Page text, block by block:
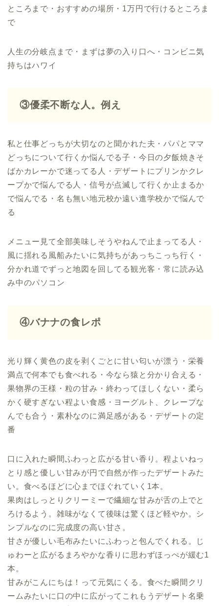
ところまで・おすすめの場所・1万円で行けるところま
で
人生の分岐点まで・まずは夢の入り口へ・コンビニ気
持ちはハワイ
③優柔不断な人。例え
私と仕事どっちが大切なのと聞かれた夫・パパとママ
どっちについて行くか悩んでる子・今日の夕飯焼きそ
ばかカレーかで迷ってる人・デザートにプリンかクレ
ープかで悩んでる人・信号が点滅して行くか止まるか
で悩んでる・名も無い地元校か遠い進学校かで悩んで
る
メニュー見て全部美味しそうやねんで止まってる人・
風に揺れる風船みたいに気持ちがあっちこっち行く・
分かれ道でずっと地図を回してる観光客・常に読み込
み中のパソコン
④バナナの食レポ
光り輝く黄色の皮を剥くごとに甘い匂いが漂う・栄養
満点で何本でも食べれる・今なら猿と分かり合える・
果物界の王様・粒の甘み・終わってほしくない・柔ら
かく硬すぎない程よい食感・ヨーグルト、クレープな
んでも合う・素朴なのに満足感がある・デザートの定
番
口に入れた瞬間ふわっと広がる甘い香り。程よいねっ
とり感と優しい甘みが円で自然が作ったデザートみた
い。食べるほどに心までほぐれていく1本。
果肉はしっとりクリーミーで繊細な甘みが舌の上でと
ろけるよう。雑味がなくて後味は驚くほど軽やか。シ
ンプルなのに完成度の高い甘さ。
甘さが優しい毛布みたいにふわっと包んでくれる。じ
ゅわーと広がるまろやかな香りに思わずほっぺが緩む1
本。
甘みがこんにちは！って元気にくる。食べた瞬間クリ
ームみたいに口の中に広がってこれもうデザート名乗